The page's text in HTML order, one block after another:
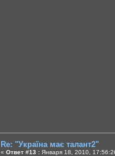
Re: "Україна має талант2"
« Ответ #13 : Января 18, 2010,